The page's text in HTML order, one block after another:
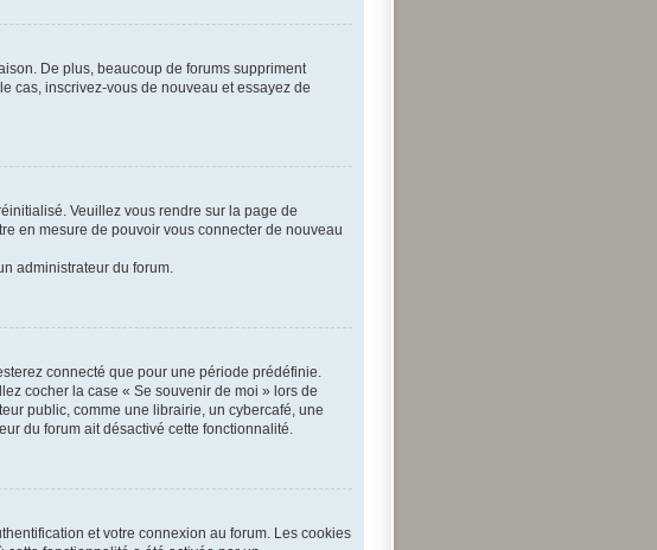
De plus, beaucoup de forums suppriment
cas, inscrivez-vous de nouveau et essayez de
Veuillez vous rendre sur la page de
en mesure de pouvoir vous connecter de nouveau
administrateur du forum.
connecté que pour une période prédéfinie.
cocher la case « Se souvenir de moi » lors de
public, comme une librairie, un cybercafé, une
du forum ait désactivé cette fonctionnalité.
et votre connexion au forum. Les cookies